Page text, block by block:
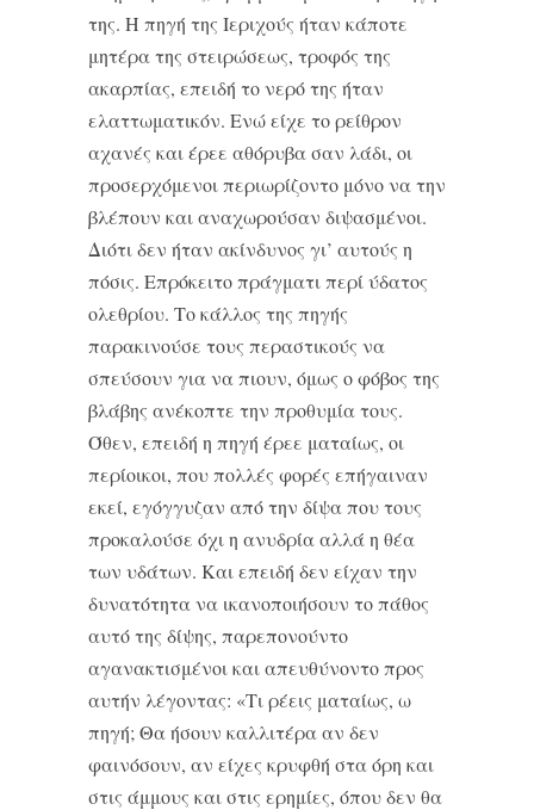
της. Η πηγή της Ιεριχούς ήταν κάποτε
μητέρα της στειρώσεως, τροφός της
ακαρπίας, επειδή το νερό της ήταν
ελαττωματικόν. Ενώ είχε το ρείθρον
αχανές και έρεε αθόρυβα σαν λάδι, οι
προσερχόμενοι περιωρίζοντο μόνο να την
βλέπουν και αναχωρούσαν διψασμένοι.
Διότι δεν ήταν ακίνδυνος γι’ αυτούς η
πόσις. Επρόκειτο πράγματι περί ύδατος
ολεθρίου. Το κάλλος της πηγής
παρακινούσε τους περαστικούς να
σπεύσουν για να πιουν, όμως ο φόβος της
βλάβης ανέκοπτε την προθυμία τους.
Όθεν, επειδή η πηγή έρεε ματαίως, οι
περίοικοι, που πολλές φορές επήγαιναν
εκεί, εγόγγυζαν από την δίψα που τους
προκαλούσε όχι η ανυδρία αλλά η θέα
των υδάτων. Και επειδή δεν είχαν την
δυνατότητα να ικανοποιήσουν το πάθος
αυτό της δίψης, παρεπονούντο
αγανακτισμένοι και απευθύνοντο προς
αυτήν λέγοντας: «Τι ρέεις ματαίως, ω
πηγή; Θα ήσουν καλλιτέρα αν δεν
φαινόσουν, αν είχες κρυφθή στα όρη και
στις άμμους και στις ερημίες, όπου δεν θα